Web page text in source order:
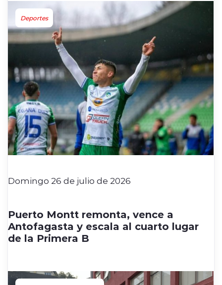
Deportes
Domingo 26 de julio de 2026
Puerto Montt remonta, vence a
Antofagasta y escala al cuarto lugar
de la Primera B